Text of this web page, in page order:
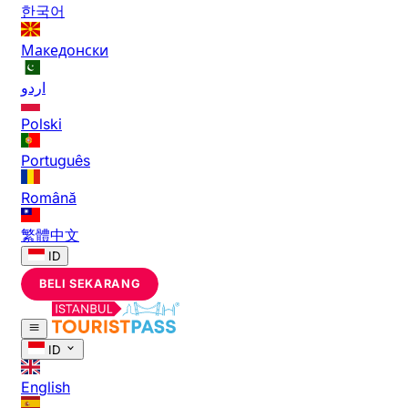
한국어
Македонски
اردو
Polski
Português
Română
繁體中文
ID
BELI SEKARANG
ID
English